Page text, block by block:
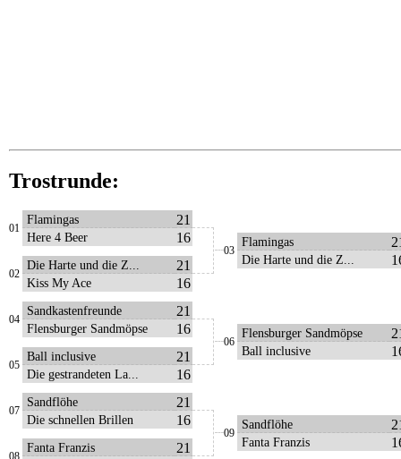
Trostrunde:
01
Flamingas 21
Here 4 Beer 16
02
Die Harte und die Z... 21
Kiss My Ace 16
04
Sandkastenfreunde 21
Flensburger Sandmöpse 16
05
Ball inclusive 21
Die gestrandeten La... 16
07
Sandflöhe 21
Die schnellen Brillen 16
Fanta Franzis
21
03
Flamingas
Die Harte und die Z...
06
Flensburger Sandmöpse
Ball inclusive
09
Sandflöhe
Fanta Franzis